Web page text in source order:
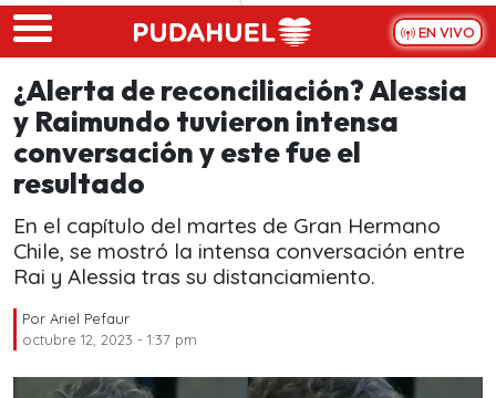
Skip to main content
EN VIVO
¿Alerta de reconciliación? Alessia
y Raimundo tuvieron intensa
conversación y este fue el
resultado
En el capítulo del martes de Gran Hermano
Chile, se mostró la intensa conversación entre
Rai y Alessia tras su distanciamiento.
Por Ariel Pefaur
octubre 12, 2023 - 1:37 pm